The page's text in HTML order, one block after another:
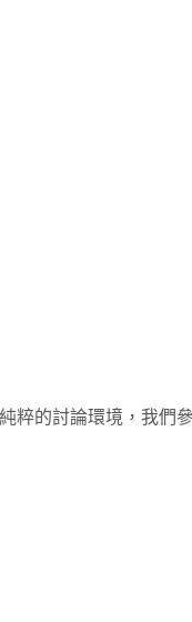
粹的討論環境，我們